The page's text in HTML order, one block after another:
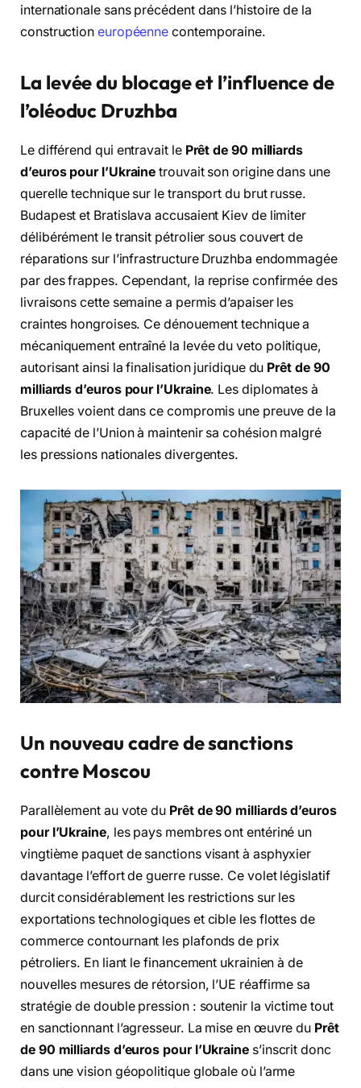
internationale sans précédent dans l’histoire de la
construction européenne contemporaine.
La levée du blocage et l’influence de
l’oléoduc Druzhba
Le différend qui entravait le Prêt de 90 milliards
d’euros pour l’Ukraine trouvait son origine dans une
querelle technique sur le transport du brut russe.
Budapest et Bratislava accusaient Kiev de limiter
délibérément le transit pétrolier sous couvert de
réparations sur l’infrastructure Druzhba endommagée
par des frappes. Cependant, la reprise confirmée des
livraisons cette semaine a permis d’apaiser les
craintes hongroises. Ce dénouement technique a
mécaniquement entraîné la levée du veto politique,
autorisant ainsi la finalisation juridique du Prêt de 90
milliards d’euros pour l’Ukraine. Les diplomates à
Bruxelles voient dans ce compromis une preuve de la
capacité de l’Union à maintenir sa cohésion malgré
les pressions nationales divergentes.
Un nouveau cadre de sanctions
contre Moscou
Parallèlement au vote du Prêt de 90 milliards d’euros
pour l’Ukraine, les pays membres ont entériné un
vingtième paquet de sanctions visant à asphyxier
davantage l’effort de guerre russe. Ce volet législatif
durcit considérablement les restrictions sur les
exportations technologiques et cible les flottes de
commerce contournant les plafonds de prix
pétroliers. En liant le financement ukrainien à de
nouvelles mesures de rétorsion, l’UE réaffirme sa
stratégie de double pression : soutenir la victime tout
en sanctionnant l’agresseur. La mise en œuvre du Prêt
de 90 milliards d’euros pour l’Ukraines’inscrit donc
dans une vision géopolitique globale où l’arme